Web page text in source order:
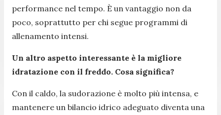
performance nel tempo. È un vantaggio non da
poco, soprattutto per chi segue programmi di
allenamento intensi.
Un altro aspetto interessante è la migliore
idratazione con il freddo. Cosa significa?
Con il caldo, la sudorazione è molto più intensa, e
mantenere un bilancio idrico adeguato diventa una